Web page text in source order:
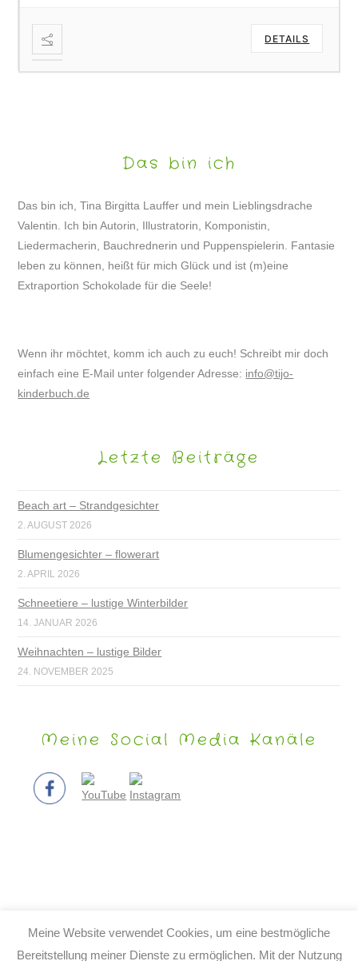
DETAILS
Das bin ich
Das bin ich, Tina Birgitta Lauffer und mein Lieblingsdrache
Valentin. Ich bin Autorin, Illustratorin, Komponistin,
Liedermacherin, Bauchrednerin und Puppenspielerin. Fantasie
leben zu können, heißt für mich Glück und ist (m)eine
Extraportion Schokolade für die Seele!
Wenn ihr möchtet, komm ich auch zu euch! Schreibt mir doch
einfach eine E-Mail unter folgender Adresse: info@tijo-
kinderbuch.de
Letzte Beiträge
Beach art – Strandgesichter
2. AUGUST 2026
Blumengesichter – flowerart
2. APRIL 2026
Schneetiere – lustige Winterbilder
14. JANUAR 2026
Weihnachten – lustige Bilder
24. NOVEMBER 2025
Meine Social Media Kanäle
Meine Website verwendet Cookies, um eine bestmögliche
Bereitstellung meiner Dienste zu ermöglichen. Mit der Nutzung